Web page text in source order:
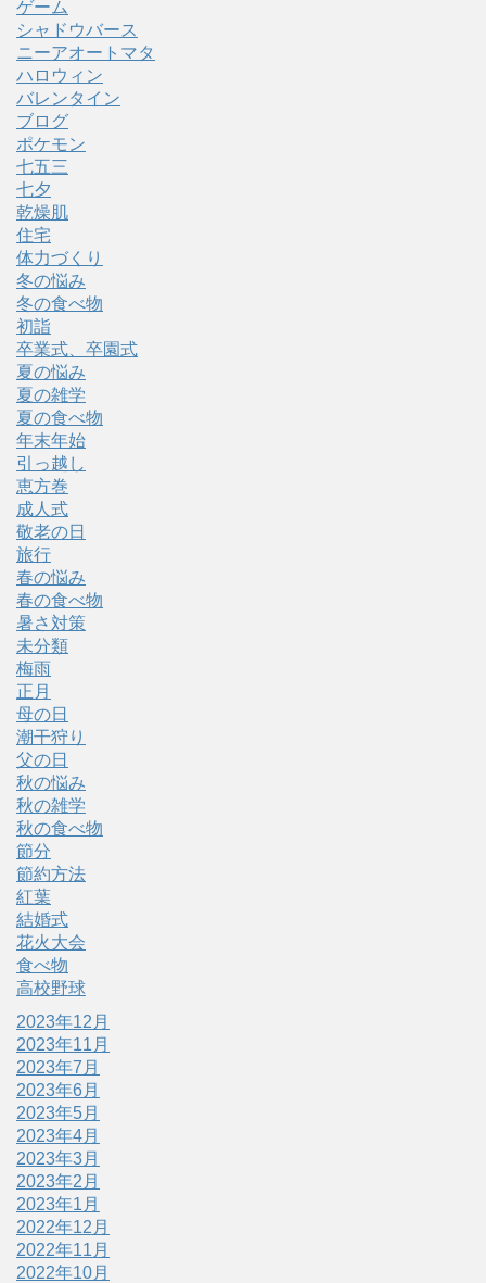
ゲーム
シャドウバース
ニーアオートマタ
ハロウィン
バレンタイン
ブログ
ポケモン
七五三
七夕
乾燥肌
住宅
体力づくり
冬の悩み
冬の食べ物
初詣
卒業式、卒園式
夏の悩み
夏の雑学
夏の食べ物
年末年始
引っ越し
恵方巻
成人式
敬老の日
旅行
春の悩み
春の食べ物
暑さ対策
未分類
梅雨
正月
母の日
潮干狩り
父の日
秋の悩み
秋の雑学
秋の食べ物
節分
節約方法
紅葉
結婚式
花火大会
食べ物
高校野球
2023年12月
2023年11月
2023年7月
2023年6月
2023年5月
2023年4月
2023年3月
2023年2月
2023年1月
2022年12月
2022年11月
2022年10月